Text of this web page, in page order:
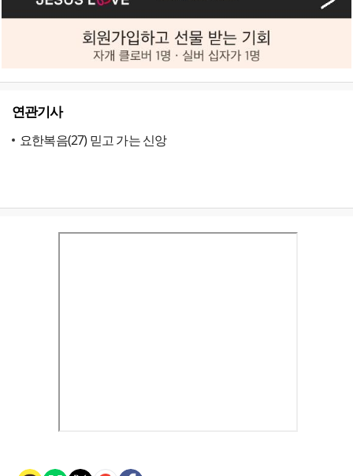
연관기사
요한복음(27) 믿고 가는 신앙